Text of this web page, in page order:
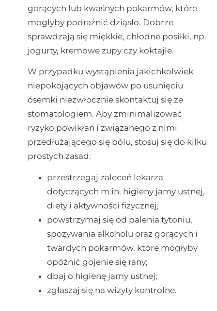
gorących lub kwaśnych pokarmów, które
mogłyby podrażnić dziąsło. Dobrze
sprawdzają się miękkie, chłodne posiłki, np.
jogurty, kremowe zupy czy koktajle.
W przypadku wystąpienia jakichkolwiek
niepokojących objawów po usunięciu
ósemki niezwłocznie skontaktuj się ze
stomatologiem. Aby zminimalizować
ryzyko powikłań i związanego z nimi
przedłużającego się bólu, stosuj się do kilku
prostych zasad:
przestrzegaj zaleceń lekarza
dotyczących m.in. higieny jamy ustnej,
diety i aktywności fizycznej;
powstrzymaj się od palenia tytoniu,
spożywania alkoholu oraz gorących i
twardych pokarmów, które mogłyby
opóźnić gojenie się rany;
dbaj o higienę jamy ustnej;
zgłaszaj się na wizyty kontrolne.